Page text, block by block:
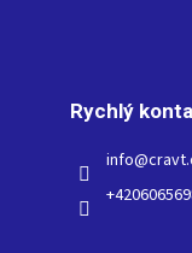
Rychlý
info@